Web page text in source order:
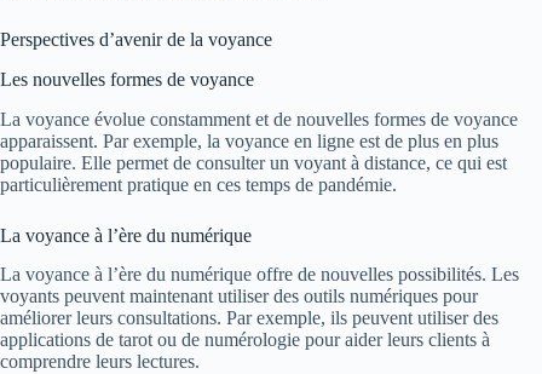
Perspectives d’avenir de la voyance
Les nouvelles formes de voyance
La voyance évolue constamment et de nouvelles formes de voyance
apparaissent. Par exemple, la voyance en ligne est de plus en plus
populaire. Elle permet de consulter un voyant à distance, ce qui est
particulièrement pratique en ces temps de pandémie.
La voyance à l’ère du numérique
La voyance à l’ère du numérique offre de nouvelles possibilités. Les
voyants peuvent maintenant utiliser des outils numériques pour
améliorer leurs consultations. Par exemple, ils peuvent utiliser des
applications de tarot ou de numérologie pour aider leurs clients à
comprendre leurs lectures.